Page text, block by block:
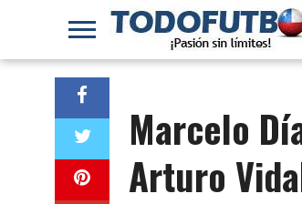
Marcelo
Arturo